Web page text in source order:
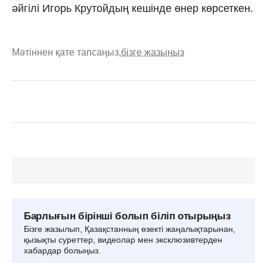
әйгілі Игорь Крутойдың кешінде өнер көрсеткен.
Мәтіннен қате тапсаңыз,бізге жазыңыз
Барлығын бірінші болып біліп отырыңыз
Бізге жазылып, Қазақстанның өзекті жаңалықтарынан,
қызықты суреттер, видеолар мен эксклюзивтерден
хабардар болыңыз.